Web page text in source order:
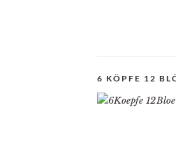
6 KÖPFE 12